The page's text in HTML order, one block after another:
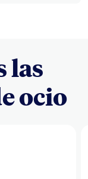
las
ocio